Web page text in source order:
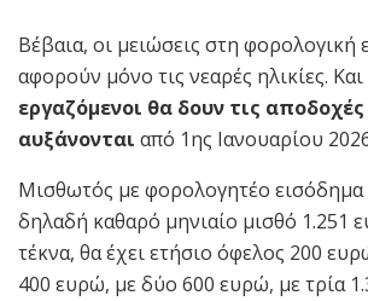
Βέβαια, οι μειώσεις στη φορολογική
αφορούν μόνο τις νεαρές ηλικίες. Και
εργαζόμενοι θα δουν τις
αυξάνονται από 1ης Ιανουαρίου
Μισθωτός με φορολογητέο εισόδημα
δηλαδή καθαρό μηνιαίο μισθό 1.251
τέκνα, θα έχει ετήσιο όφελος 200
400 ευρώ, με δύο 600 ευρώ, με τρία